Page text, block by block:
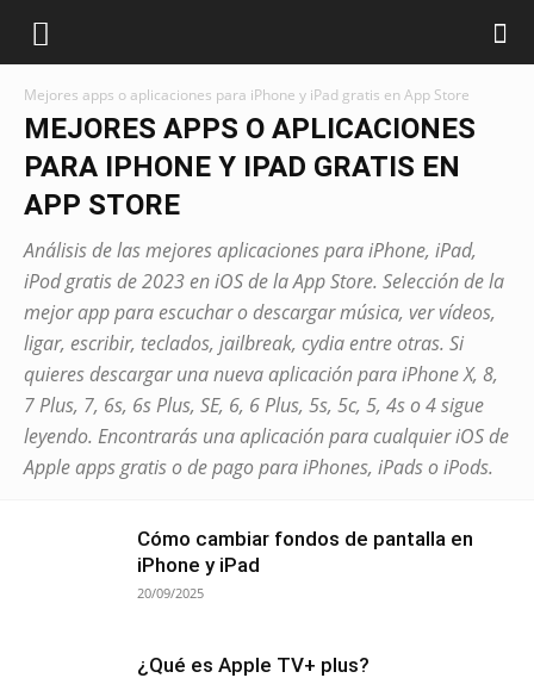
Mejores apps o aplicaciones para iPhone y iPad gratis en App Store
MEJORES APPS O APLICACIONES
PARA IPHONE Y IPAD GRATIS EN
APP STORE
Análisis de las mejores aplicaciones para iPhone, iPad,
iPod gratis de 2023 en iOS de la App Store. Selección de la
mejor app para escuchar o descargar música, ver vídeos,
ligar, escribir, teclados, jailbreak, cydia entre otras. Si
quieres descargar una nueva aplicación para iPhone X, 8,
7 Plus, 7, 6s, 6s Plus, SE, 6, 6 Plus, 5s, 5c, 5, 4s o 4 sigue
leyendo. Encontrarás una aplicación para cualquier iOS de
Apple apps gratis o de pago para iPhones, iPads o iPods.
Cómo cambiar fondos de pantalla en
iPhone y iPad
20/09/2025
¿Qué es Apple TV+ plus?